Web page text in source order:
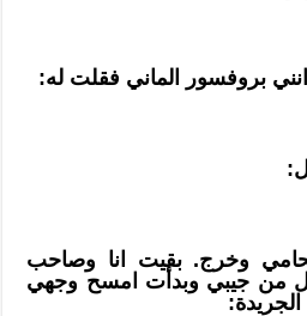
بروفسور الماني فقلت له:
وخرج. بقيت انا وصاحب
من جيبي وبدأت امسح وجهي